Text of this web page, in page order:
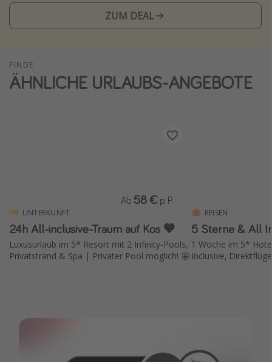
Abenteuerurlaub
Kurzurlaub
Weitere Themen
ZUM DEAL
FINDE
ÄHNLICHE URLAUBS-ANGEBOTE
UNTERKUNFT
24h All-inclusive-Traum auf Kos 💙
Luxusurlaub im 5* Resort mit 2 Infinity-Pools,
Privatstrand & Spa | Privater Pool möglich! 🤩
Ab 58 € p. P.
REISEN
5 Sterne & All
1 Woche im 5*
Inclusive,